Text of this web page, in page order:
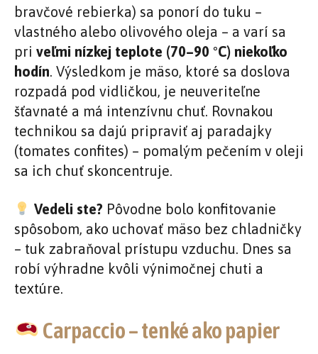
bravčové rebierka) sa ponorí do tuku –
vlastného alebo olivového oleja – a varí sa
pri veľmi nízkej teplote (70–90 °C) niekoľko
hodín. Výsledkom je mäso, ktoré sa doslova
rozpadá pod vidličkou, je neuveriteľne
šťavnaté a má intenzívnu chuť. Rovnakou
technikou sa dajú pripraviť aj paradajky
(tomates confites) – pomalým pečením v oleji
sa ich chuť skoncentruje.
Vedeli ste? Pôvodne bolo konfitovanie
spôsobom, ako uchovať mäso bez chladničky
– tuk zabraňoval prístupu vzduchu. Dnes sa
robí výhradne kvôli výnimočnej chuti a
textúre.
Carpaccio – tenké ako papier